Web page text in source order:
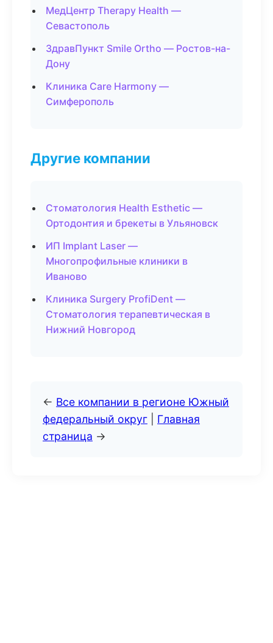
МедЦентр Therapy Health —
Севастополь
ЗдравПункт Smile Ortho — Ростов-на-
Дону
Клиника Care Harmony —
Симферополь
Другие компании
Стоматология Health Esthetic —
Ортодонтия и брекеты в Ульяновск
ИП Implant Laser —
Многопрофильные клиники в
Иваново
Клиника Surgery ProfiDent —
Стоматология терапевтическая в
Нижний Новгород
← Все компании в регионе Южный
федеральный округ
Главная
страница →